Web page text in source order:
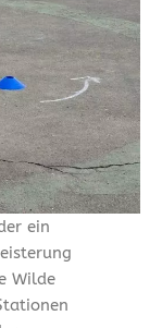
ein
Wilde